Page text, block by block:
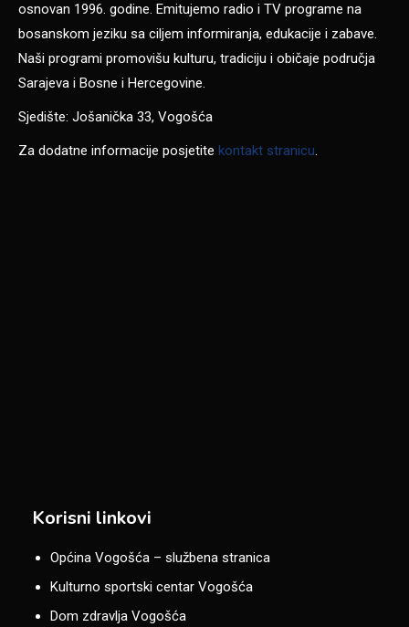
osnovan 1996. godine. Emitujemo radio i TV programe na
bosanskom jeziku sa ciljem informiranja, edukacije i zabave.
Naši programi promovišu kulturu, tradiciju i običaje područja
Sarajeva i Bosne i Hercegovine.
Sjedište: Jošanička 33, Vogošća
Za dodatne informacije posjetite kontakt stranicu.
Korisni linkovi
Općina Vogošća – službena stranica
Kulturno sportski centar Vogošća
Dom zdravlja Vogošća